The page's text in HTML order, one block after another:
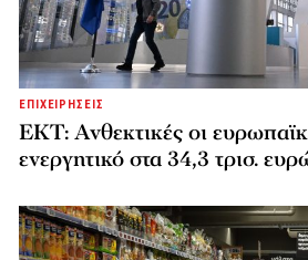
ΕΠΙΧΕΙΡΗΣΕΙΣ
ΕΚΤ: Ανθεκτικές οι
ενεργητικό στα 34,3 τρισ.